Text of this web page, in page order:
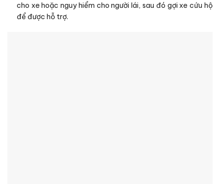
cho xe hoặc nguy hiểm cho người lái, sau đó gợi xe cứu hộ
để được hỗ trợ.